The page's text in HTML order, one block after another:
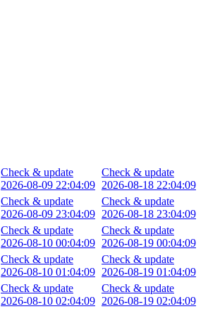
Check & update
2026-08-09 22:04:09
Check & update
2026-08-09 23:04:09
Check & update
2026-08-10 00:04:09
Check & update
2026-08-10 01:04:09
Check & update
2026-08-10 02:04:09
Check & update
2026-08-18 22:04:09
Check & update
2026-08-18 23:04:09
Check & update
2026-08-19 00:04:09
Check & update
2026-08-19 01:04:09
Check & update
2026-08-19 02:04:09